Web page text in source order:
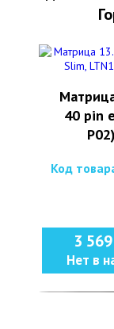
40 pin
Код
3
Нет в